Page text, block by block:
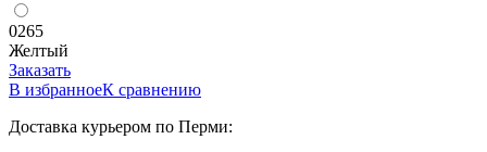
0265
Желтый
Заказать
В избранноеК сравнению
Доставка курьером по Перми: